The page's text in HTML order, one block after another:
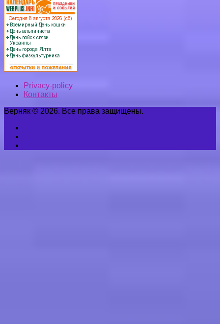
Privacy-policy
Контакты
Верняк © 2026. Все права защищены.